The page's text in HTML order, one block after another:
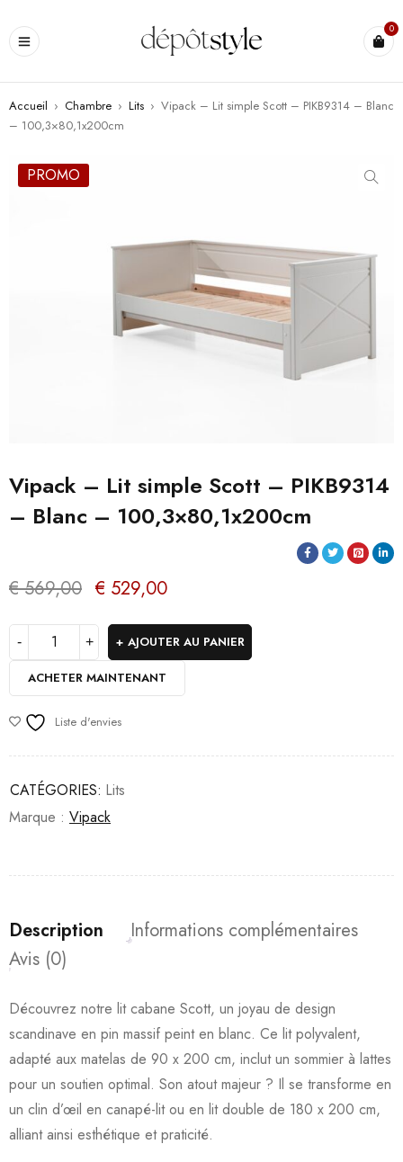
0
Accueil › Chambre › Lits › Vipack – Lit simple Scott – PIKB9314 – Blanc
– 100,3×80,1x200cm
PROMO
Vipack – Lit simple Scott – PIKB9314
– Blanc – 100,3×80,1x200cm
€569,00 € 529,00
AJOUTER AU PANIER
ACHETER MAINTENANT
Liste d'envies
CATÉGORIES: Lits
Marque : Vipack
Description
Informations complémentaires
Avis (0)
Découvrez notre lit cabane Scott, un joyau de design
scandinave en pin massif peint en blanc. Ce lit polyvalent,
adapté aux matelas de 90 x 200 cm, inclut un sommier à lattes
pour un soutien optimal. Son atout majeur ? Il se transforme en
un clin d’œil en canapé-lit ou en lit double de 180 x 200 cm,
alliant ainsi esthétique et praticité.